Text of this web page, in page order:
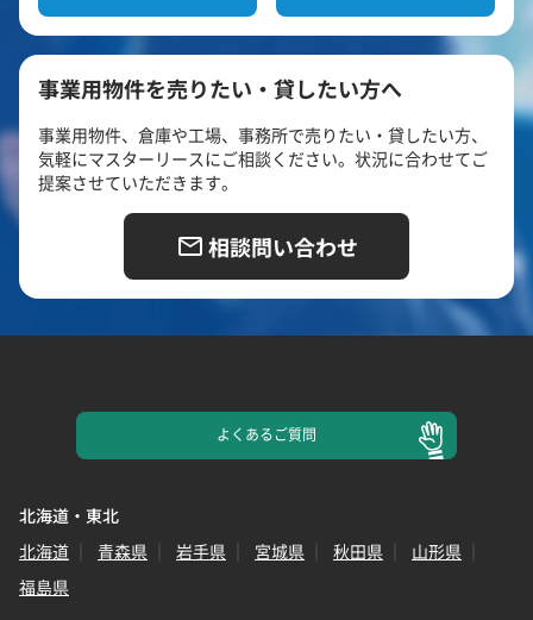
事業用物件を売りたい・貸したい方へ
事業用物件、倉庫や工場、事務所で売りたい・貸したい方、
気軽にマスターリースにご相談ください。状況に合わせてご
提案させていただきます。
相談問い合わせ
よくあるご質問
北海道・東北
北海道
青森県 岩手県 宮城県 秋田県
山形県
福島県